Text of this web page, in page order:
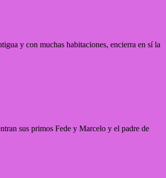
y con muchas habitaciones, encierra en sí la
sus primos Fede y Marcelo y el padre de